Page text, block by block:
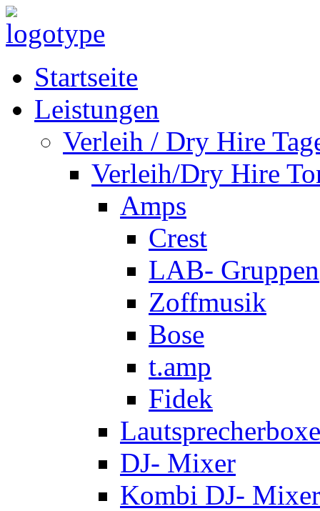
Startseite
Leistungen
Verleih / Dry Hire
Verleih/Dry Hire
Amps
Crest
LAB- Gruppen
Zoffmusik
Bose
t.amp
Fidek
DJ- Mixer
Kombi DJ-